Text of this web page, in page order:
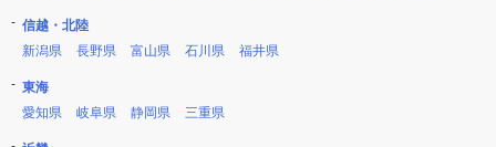
信越・北陸
新潟県
長野県 富山県 石川県 福井県
東海
愛知県
岐阜県 静岡県 三重県